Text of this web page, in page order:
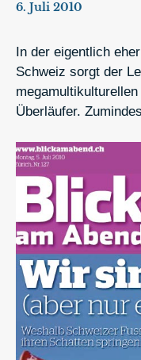
6. Juli 2010
In der eigentlich
Schweiz sorgt der
Überläufer.